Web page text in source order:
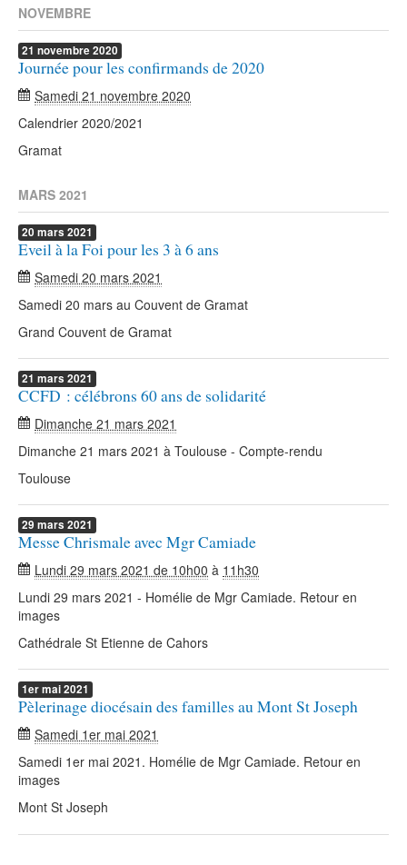
NOVEMBRE
21 novembre2020
Journée pour les confirmands de 2020
Samedi 21 novembre 2020
Calendrier 2020/2021
Gramat
MARS 2021
20 mars 2021
Eveil à la Foi pour les 3 à 6 ans
Samedi 20 mars 2021
Samedi 20 mars au Couvent de Gramat
Grand Couvent de Gramat
21 mars 2021
CCFD : célébrons 60 ans de solidarité
Dimanche 21 mars 2021
Dimanche 21 mars 2021 à Toulouse - Compte-rendu
Toulouse
29 mars 2021
Messe Chrismale avec Mgr Camiade
Lundi 29 mars 2021 de 10h00 à 11h30
Lundi 29 mars 2021 - Homélie de Mgr Camiade. Retour en
images
Cathédrale St Etienne de Cahors
1ermai2021
Pèlerinage diocésain des familles au Mont St Joseph
Samedi 1er mai 2021
Samedi 1er mai 2021. Homélie de Mgr Camiade. Retour en
images
Mont St Joseph